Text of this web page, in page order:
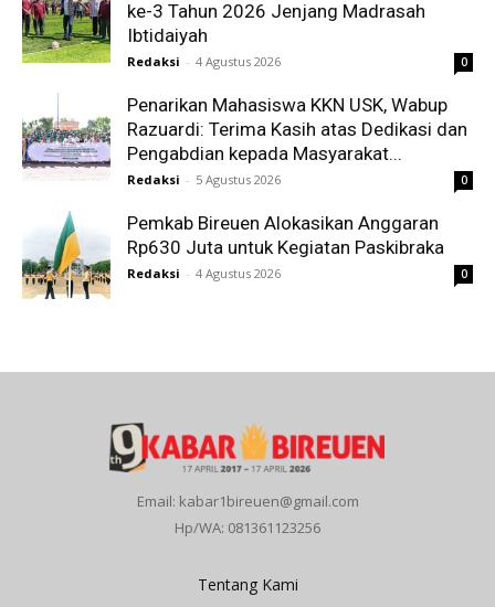
ke-3 Tahun 2026 Jenjang Madrasah
Ibtidaiyah
Redaksi - 4 Agustus 2026 0
Penarikan Mahasiswa KKN USK, Wabup
Razuardi: Terima Kasih atas Dedikasi dan
Pengabdian kepada Masyarakat...
Redaksi - 5 Agustus 2026 0
Pemkab Bireuen Alokasikan Anggaran
Rp630 Juta untuk Kegiatan Paskibraka
Redaksi - 4 Agustus 2026 0
Email: kabar1bireuen@gmail.com
Hp/WA: 081361123256
Tentang Kami